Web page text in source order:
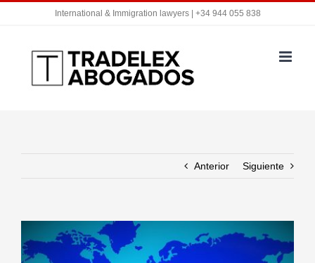
contenido
International & Immigration lawyers | +34 944 055 838
Anterior Siguiente
imagen